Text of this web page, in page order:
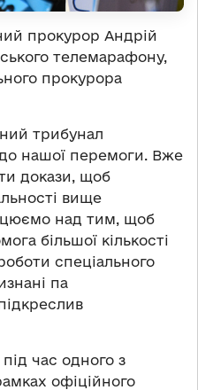
прокурор Андрій
телемарафону,
прокурора
трибунал
нашої перемоги. Вже
докази, щоб
вище
над тим, щоб
більшої кількості
спеціального
па
час одного з
офіційного